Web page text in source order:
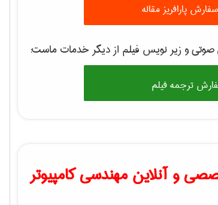
پارافریز مقاله
صوتی و زیر نویس فیلم از دیگر خدمات ماست:
ترجمه فیلم
و آنلاین مهندسی کامپیوتر